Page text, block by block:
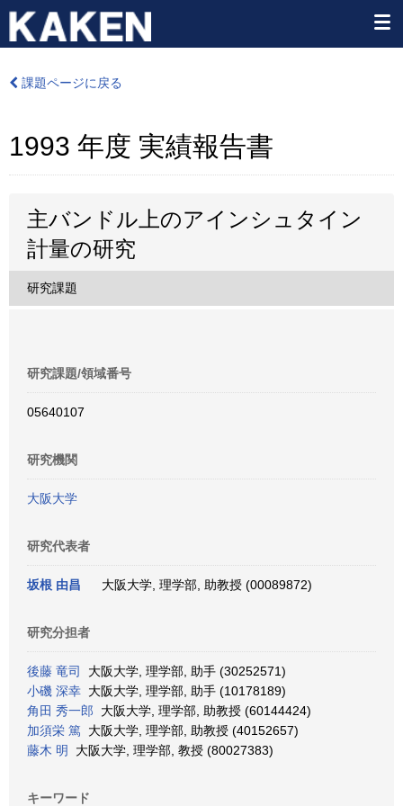
課題ページに戻る
1993 年度 実績報告書
主バンドル上のアインシュタイン
計量の研究
研究課題
研究課題/領域番号
05640107
研究機関
大阪大学
研究代表者
坂根 由昌 大阪大学, 理学部, 助教授 (00089872)
研究分担者
後藤 竜司
大阪大学, 理学部, 助手 (30252571)
小磯 深幸 大阪大学, 理学部, 助手 (10178189)
角田 秀一郎 大阪大学, 理学部, 助教授 (60144424)
加須栄 篤 大阪大学, 理学部, 助教授 (40152657)
藤木 明
大阪大学, 理学部, 教授 (80027383)
キーワード